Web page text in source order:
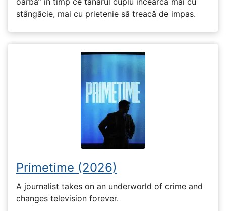
stângăcie, mai cu prietenie să treacă de impas.
Primetime (2026)
A journalist takes on an underworld of crime and
changes television forever.